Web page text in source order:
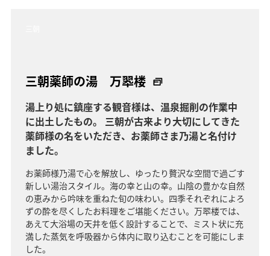
三朝薬師の湯 万翆楼
湯上り処に鎮座する観音様は、温泉掘削の作業中
に出土したもの。 三朝が古来より大切にしてきた
薬師様の名をいただき、お薬師さま乃湯と名付け
ました。
お薬師様乃湯で心を解放し、ゆったり贅沢な空間で過ごす
新しい湯治スタイル。海の幸と山の幸。山陰の豊かな自然
の恵みから吟味を重ねた旬の味わい。四季それぞれによろ
ずの酔を尽くしたお料理をご堪能ください。万翆楼では、
あえて大浴場の天井を低く設計することで、ミスト状に充
満した蒸気を呼吸器から体内に取り込むことを可能にしま
した。